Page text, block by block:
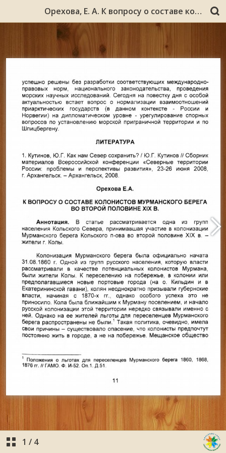
Орехова, Е. А. К вопросу о составе колонистов Мурманского берега во второй половине XIX в. / Е. А. Орехова // Российское Заполярье: состояние и перспективы социально-экономического развития : Всероссийская научно-практическая конференция, 18 июня 2009 года / ФГОУВПО «Мурм. гос. техн. ун-т», ФГОУВПО «Петрозав. гос. ун-т». – Мурманск, 2009. – С. 11-14.
1 / 4